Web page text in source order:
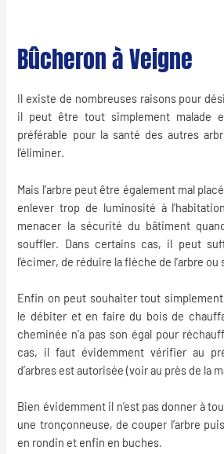
Bûcheron à Veigne
Il existe de nombreuses raisons pour
il peut être tout simplement malade
préférable pour la santé des autres
l’éliminer.
Mais l’arbre peut être également mal
enlever trop de luminosité à
menacer la sécurité du bâtiment
souffler. Dans certains cas, il peut
l’écimer, de réduire la flèche de l’arbre
Enfin on peut souhaiter tout
le débiter et en faire du bois de
cheminée n’a pas son égal pour
cas, il faut évidemment vérifier au
d’arbres est autorisée (voir au près de la
Bien évidemment il n’est pas donner à
une tronçonneuse, de couper l’arbre
en rondin et enfin en buches.